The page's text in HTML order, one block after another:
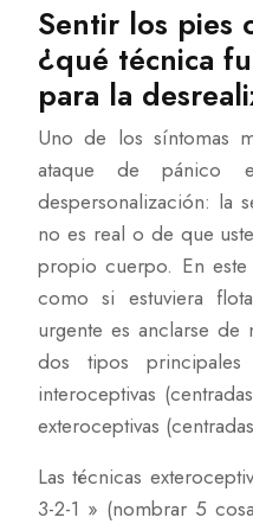
Sentir los pies
¿qué técnica
para la
Uno de los síntomas
ataque de pánico
despersonalización: la
no es real o de que
propio cuerpo. En este
como si estuviera
urgente es anclarse de
dos tipos
interoceptivas
exteroceptivas
Las técnicas
3-2-1 » (nombrar 5